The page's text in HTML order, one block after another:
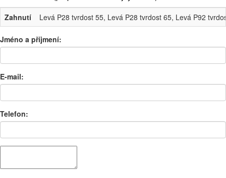
Zahnutí Levá P28 tvrdost 55, Levá P28 tvrdost 65, Levá P92
Jméno a příjmení:
E-mail:
Telefon: